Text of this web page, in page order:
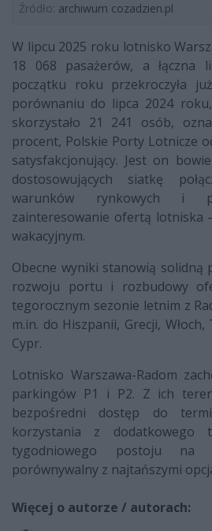
Źródło: archiwum cozadzien.pl
W lipcu 2025 roku lotnisko
18 068 pasażerów, a łączna
początku roku przekroczyła
porównaniu do lipca 2024
skorzystało 21 241 osób,
procent, Polskie Porty Lotnicze
satysfakcjonujący. Jest on
dostosowujących siatkę
warunków rynkowych i
zainteresowanie ofertą lotniska
wakacyjnym.
Obecne wyniki stanowią solidną
rozwoju portu i rozbudowy
tegorocznym sezonie letnim z
m.in. do Hiszpanii, Grecji,
Cypr.
Lotnisko Warszawa-Radom
parkingów P1 i P2. Z ich
bezpośredni dostęp do
korzystania z dodatkowego
tygodniowego postoju
porównywalny z najtańszymi
Więcej o autorze / autorach: